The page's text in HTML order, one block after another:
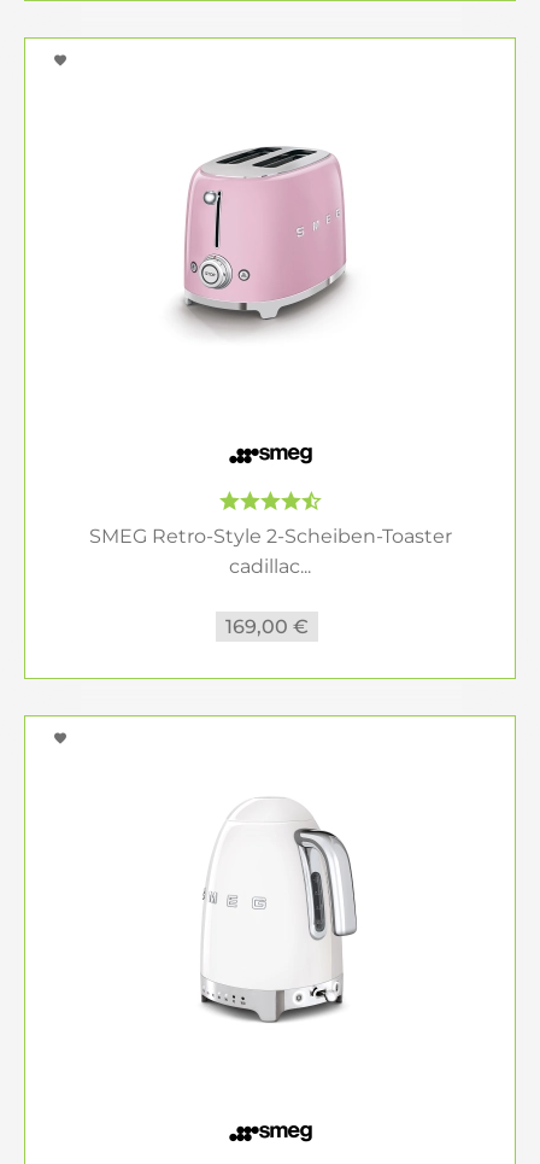
SMEG Retro-Style 2-Scheiben-Toaster
cadillac...
169,00 €